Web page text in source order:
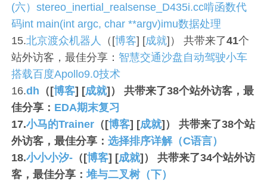
(六）stereo_inertial_realsense_D435i.cc啃函数代
码int main(int argc, char **argv)imu数据处理
15.北京渡众机器人 （[博客] [成就]） 共带来了41个
站外访客，最佳分享： 智慧交通沙盘自动驾驶小车
搭载百度Apollo9.0技术
16.dh （[博客] [成就]） 共带来了38个站外访客，最
佳分享： EDA期末复习
17.小马的Trainer （[博客] [成就]） 共带来了38个站
外访客，最佳分享：选择排序详解（C语言）
18.小小小汐- （[博客] [成就]） 共带来了34个站外访
客，最佳分享：堆与二叉树（下）